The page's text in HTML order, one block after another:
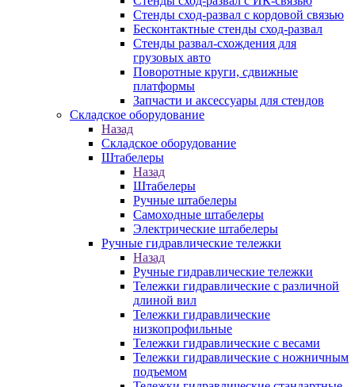
Стенды сход-развал с кордовой связью
Бесконтактные стенды сход-развал
Стенды развал-схождения для
грузовых авто
Поворотные круги, сдвижные
платформы
Запчасти и аксессуары для стендов
Складское оборудование
Назад
Складское оборудование
Штабелеры
Назад
Штабелеры
Ручные штабелеры
Самоходные штабелеры
Электрические штабелеры
Ручные гидравлические тележки
Назад
Ручные гидравлические тележки
Тележки гидравлические с различной
длиной вил
Тележки гидравлические
низкопрофильные
Тележки гидравлические с весами
Тележки гидравлические с ножничным
подъемом